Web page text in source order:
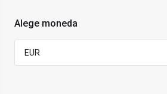
Alege moneda